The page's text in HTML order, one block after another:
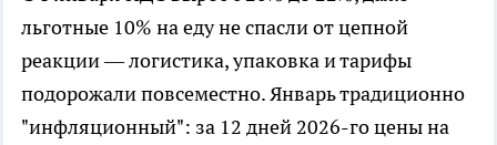
льготные 10% на еду не спасли от цепной
реакции — логистика, упаковка и тарифы
подорожали повсеместно. Январь традиционно
"инфляционный": за 12 дней 2026-го цены на